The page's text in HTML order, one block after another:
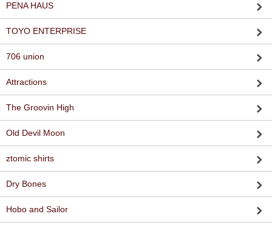
PENA HAUS
TOYO ENTERPRISE
706 union
Attractions
The Groovin High
Old Devil Moon
ztomic shirts
Dry Bones
Hobo and Sailor